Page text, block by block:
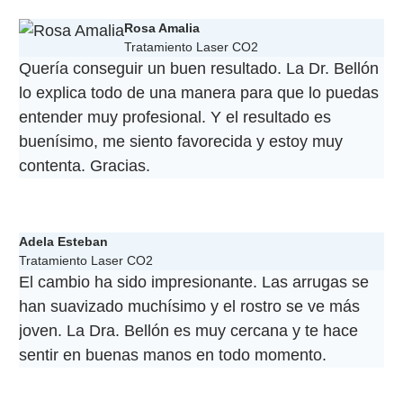
Rosa Amalia
Tratamiento Laser CO2
Quería conseguir un buen resultado. La Dr. Bellón
lo explica todo de una manera para que lo puedas
entender muy profesional. Y el resultado es
buenísimo, me siento favorecida y estoy muy
contenta. Gracias.
Adela Esteban
Tratamiento Laser CO2
El cambio ha sido impresionante. Las arrugas se
han suavizado muchísimo y el rostro se ve más
joven. La Dra. Bellón es muy cercana y te hace
sentir en buenas manos en todo momento.